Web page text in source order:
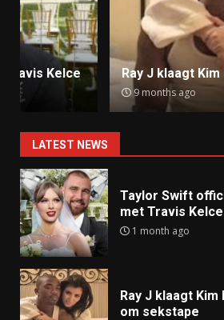
Ray J klaagt Kim Kardashian
9 months ago
LATEST NEWS
Taylor Swift
met Travis Kelce
1 month ago
Ray J klaagt Kim
om sekstape